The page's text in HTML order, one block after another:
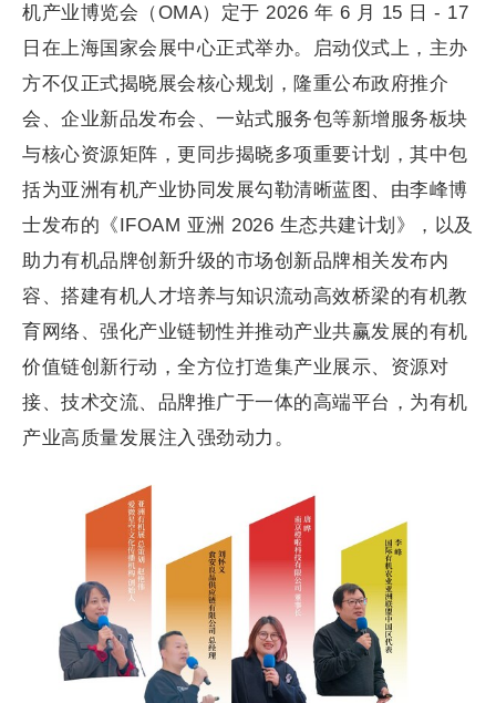
机产业博览会（OMA）定于 2026 年 6 月 15 日 - 17
日在上海国家会展中心正式举办。启动仪式上，主办
方不仅正式揭晓展会核心规划，隆重公布政府推介
会、企业新品发布会、一站式服务包等新增服务板块
与核心资源矩阵，更同步揭晓多项重要计划，其中包
括为亚洲有机产业协同发展勾勒清晰蓝图、由李峰博
士发布的《IFOAM 亚洲 2026 生态共建计划》，以及
助力有机品牌创新升级的市场创新品牌相关发布内
容、搭建有机人才培养与知识流动高效桥梁的有机教
育网络、强化产业链韧性并推动产业共赢发展的有机
价值链创新行动，全方位打造集产业展示、资源对
接、技术交流、品牌推广于一体的高端平台，为有机
产业高质量发展注入强劲动力。